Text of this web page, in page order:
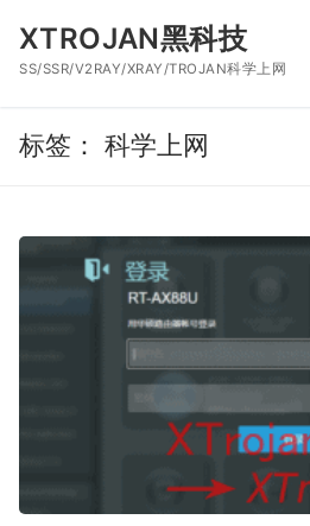
XTROJAN黑科技
SS/SSR/V2RAY/XRAY/TROJAN科学上网
标签： 科学上网